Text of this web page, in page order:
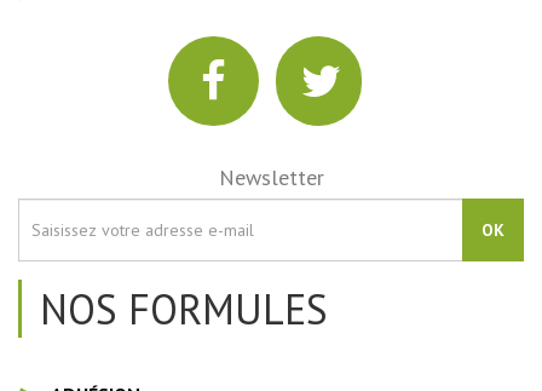
Newsletter
OK
NOS FORMULES